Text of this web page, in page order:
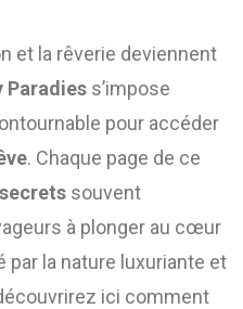
et la rêverie deviennent
Paradies s’impose
pour accéder
. Chaque page de ce
secrets souvent
à plonger au cœur
par la nature luxuriante et
ici comment